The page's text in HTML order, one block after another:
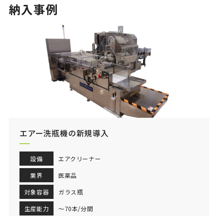
納入事例
エアー洗瓶機の新規導入
設備
エアクリーナー
業界
医薬品
対象容器
ガラス瓶
生産能力
～70本/分間